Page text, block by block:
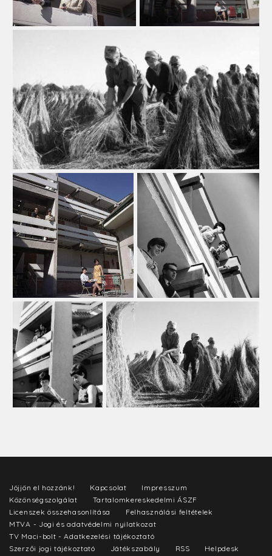
Jöjjön el hozzánk! Kapcsolat
Impresszum
Közönségszolgálat
Tartalomkereskedelmi ÁSZF
Licenszek összehasonlítása
Felhasználási feltételek
MTVA - Jogi és adatvédelmi nyilatkozat
TV Maci-bolt - Adatkezelési tájékoztató
Szerzői jogi tájékoztató
Játékszabály RSS Helpdesk